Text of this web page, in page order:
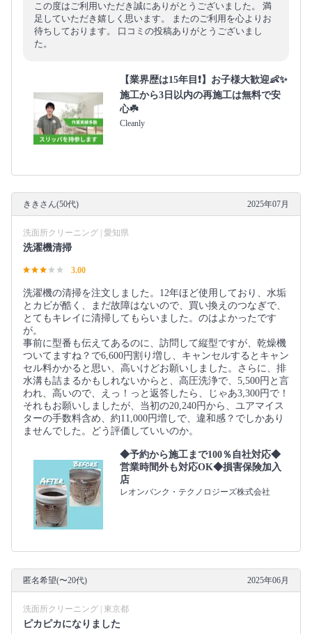
この度はご利用いただき誠にありがとうございました。 満
足していただき嬉しく思います。 またのご利用を心よりお
待ちしております。 口コミの投稿ありがとうございまし
た。
【業界歴は15年目❗️】お子様大歓迎👶✨
施工から3日以内の再施工は無料で安
心☘️
Cleanly
ききさん(50代) 2025年07月
洗面所クリーニング | 愛知県
洗濯機清掃
3.00
洗濯機の清掃を注文しました。12年ほど使用しており、水垢
とカビが酷く、まだ故障はないので、買い換えのつなぎで、
とてもキレイに清掃してもらいました。のはよかったです
が。
事前に型番も伝えてあるのに、訪問して縦型ですが、乾燥機
ついてますね？で6,600円割り増し、キャンセルするとキャン
セル料かかると思い、高いけどお願いしました。さらに、排
水溝も詰まるかもしれないからと、高圧洗浄で、5,500円と言
われ、高いので、えっ！っと返答したら、じゃあ3,300円で！
それもお願いしましたが、当初の20,240円から、ユアマイス
ターの手数料含め、約11,000円増しで、違和感？でしかあり
ませんでした。どう評価していいのか。
◆予約から施工まで100％自社対応◆
営業時間外も対応OK◆損害保険加入
店
レオンバンク・テクノロジーズ株式会社
匿名希望(〜20代) 2025年06月
洗面所クリーニング | 東京都
ピカピカになりました